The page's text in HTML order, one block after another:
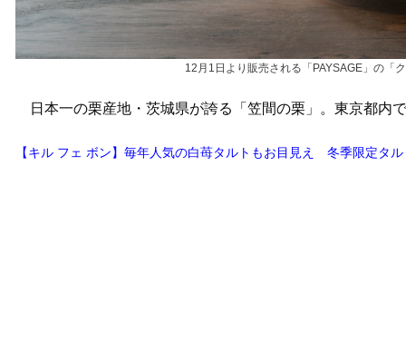
12月1日より販売される「PAYSAGE」の「
日本一の栗産地・茨城県が誇る「笠間の栗」。東京都内
【キル フェ ボン】毎年人気の白苺タルトもお目見え 冬季限定タ